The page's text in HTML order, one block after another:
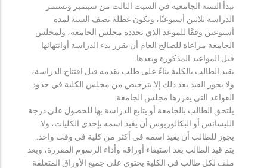
تبدأ السنة الجامعية في السبت الثالث من سبتمبر وتستمر
الدراسة ثلاثين أسبوعيًا، وتكون عطلة نصف السنة لمدة
أسبوعين وفقًا للموعد الذي يحدده مجلس الجامعة، ولمجلس
الجامعة مراعاة للصالح العام أن يقرر بدء الدراسة أوانتهائها
قبل المواعيد المذكورة وبعدها.
يقيد الطالب بالكلية بناءً على طلب يقدمه قبل افتتاح الدراسة،
ولا يجوز القيد بعد ذلك إلا بترخيص من مجلس الكلية في حدود
القواعد التي يقررها مجلس الجامعة.
يلتحق الطالب بالجامعة أو يتابع الدراسة بها للحصول على درجة
الليسانس أو البكالوريوس أن يقيد اسمه بإحدى الكليات، ولا
يجوز للطالب أن يقيد اسمه في أكثر من كلية في وقت واحد.
يتم قيد الطالب بعد استيفاء أوراقه وأداء الرسوم المقررة، ويعد
ملف لكل طالب في الكلية يحتوي على جميع الأوراق المتعلقة